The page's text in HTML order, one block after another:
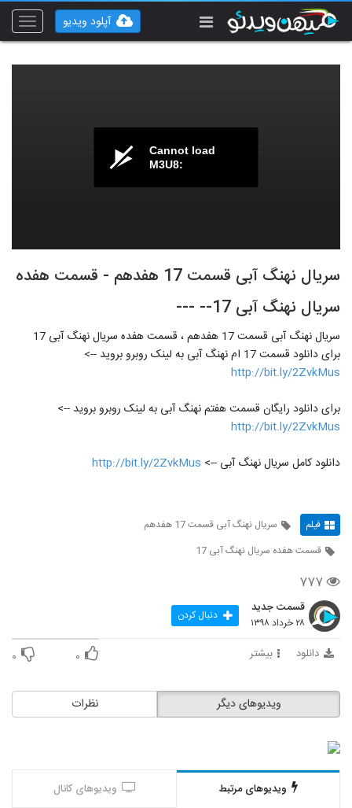
Toggle
آپلود ویدیو
Cannot load
M3U8:
سریال نهنگ آبی قسمت 17 هفدهم - قسمت هفده
سریال نهنگ آبی 17-- ---
سریال نهنگ آبی قسمت 17 هفدهم ، قسمت هفده سریال نهنگ آبی 17
برای دانلود قسمت 17 ام نهنگ آبی به لینک روبرو بروید -->
http://bit.ly/2ZvkMus
برای دانلود رایگان قسمت هفتم نهنگ آبی به لینک روبرو بروید -->
http://bit.ly/2ZvkMus
دانلود کامل سریال نهنگ آبی --> http://bit.ly/2ZvkMus
فیلم
سریال نهنگ آبی قسمت 17 هفدهم
قسمت هفده سریال نهنگ آبی 17
۷۷۷
قسمت جدید
۲۸ خرداد ۱۳۹۸ دنبال کردن
دانلود بیشتر ۰ ۰
نظرات ویدیوهای دیگر
ویدیوهای مرتبط ویدیوهای کانال